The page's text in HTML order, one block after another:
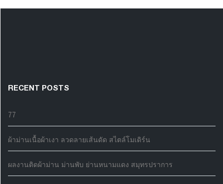
RECENT POSTS
77
ผ้าม่านเนื้อผ้าเงา ลวดลายเส้นดัด สไตล์โมเดิร์น
ผลงานติดผ้าม่าน ม่านพับ ย่านหนามแดง สมุทรปราการ